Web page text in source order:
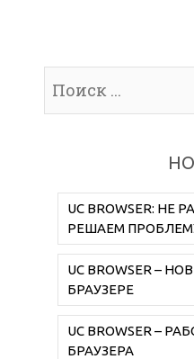
UC BROWSER: НЕ
РЕШАЕМ
UC BROWSER –
БРАУЗЕРЕ
UC BROWSER –
БРАУЗЕРА